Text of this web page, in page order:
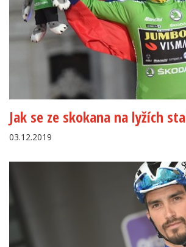
Jak se ze skokana na lyžích
03.12.2019